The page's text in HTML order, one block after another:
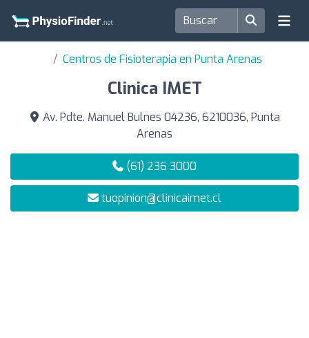
Centros de Fisioterapia en Punta Arenas
Clinica IMET
Av. Pdte. Manuel Bulnes 04236, 6210036, Punta
Arenas
(61) 236 3000
tuopinion@clinicaimet.cl